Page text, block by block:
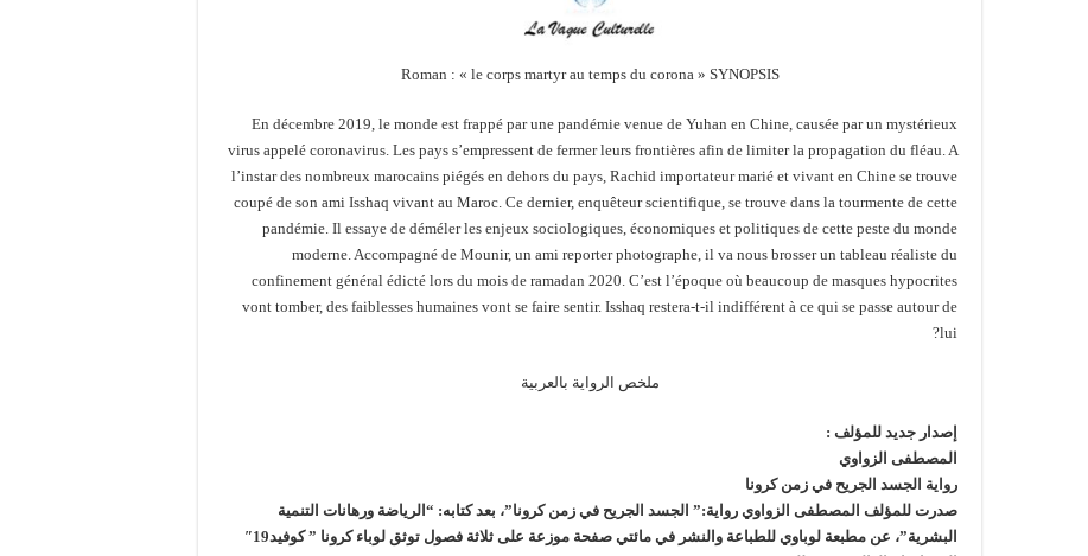
Roman : « le corps martyr au temps du corona » SYNOPSIS
En décembre 2019, le monde est frappé par une pandémie venue de Yuhan en Chine, causée par un mystérieux
virus appelé coronavirus. Les pays s’empressent de fermer leurs frontières afin de limiter la propagation du fléau. A
l’instar des nombreux marocains piégés en dehors du pays, Rachid importateur marié et vivant en Chine se trouve
coupé de son ami Isshaq vivant au Maroc. Ce dernier, enquêteur scientifique, se trouve dans la tourmente de cette
pandémie. Il essaye de déméler les enjeux sociologiques, économiques et politiques de cette peste du monde
moderne. Accompagné de Mounir, un ami reporter photographe, il va nous brosser un tableau réaliste du
confinement général édicté lors du mois de ramadan 2020. C’est l’époque où beaucoup de masques hypocrites
vont tomber, des faiblesses humaines vont se faire sentir. Isshaq restera-t-il indifférent à ce qui se passe autour de
lui?
ملخص الرواية بالعربية
إصدار جديد للمؤلف :
المصطفى الزواوي
رواية الجسد الجريح في زمن كرونا
صدرت للمؤلف المصطفى الزواوي رواية:” الجسد الجريح في زمن كرونا”، بعد كتابه: “الرياضة ورهانات التنمية
البشرية”، عن مطبعة لوباوي للطباعة والنشر في مائتي صفحة موزعة على ثلاثة فصول توثق لوباء كرونا ” كوفيد19″